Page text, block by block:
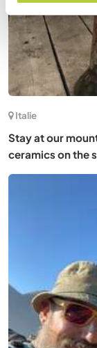
Italie
Stay at our
ceramics on the